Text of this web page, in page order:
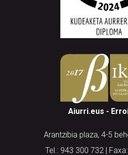
Aiurri.eus -
Arantzibia plaza, 4-5
Tel.: 943 300 732 |